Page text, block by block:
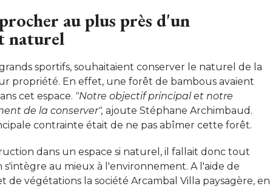
au plus près d'un
naturel
sportifs, souhaitaient conserver le naturel de la
propriété. En effet, une forêt de bambous avaient
cet espace. "Notre objectif principal et notre
de la conserver", ajoute Stéphane Archimbaud.
contrainte était de ne pas abîmer cette forêt.
dans un espace si naturel, il fallait donc tout
s'intègre au mieux à l'environnement. A l'aide de
de végétations la société Arcambal Villa paysagère, en